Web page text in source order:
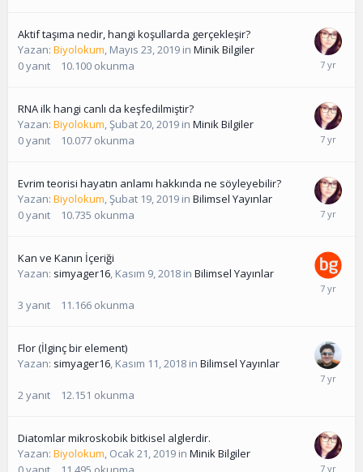
Aktif taşıma nedir, hangi koşullarda gerçekleşir?
Yazan: Biyolokum, Mayıs 23, 2019 in Minik Bilgiler
0yanıt 10.100 okunma
RNA ilk hangi canlı da keşfedilmiştir?
Yazan: Biyolokum,Şubat 20, 2019 in Minik Bilgiler
0yanıt 10.077 okunma
Evrim teorisi hayatın anlamı hakkında ne söyleyebilir?
Yazan: Biyolokum,Şubat 19, 2019 in Bilimsel Yayınlar
0yanıt 10.735 okunma
Kan ve Kanın İçeriği
Yazan: simyager16, Kasım 9, 2018 in Bilimsel Yayınlar
3 yanıt 11.166 okunma
Flor (İlginç bir element)
Yazan: simyager16, Kasım 11, 2018 in Bilimsel Yayınlar
2yanıt 12.151 okunma
Diatomlar mikroskobik bitkisel alglerdir.
Yazan: Biyolokum, Ocak 21, 2019 in Minik Bilgiler